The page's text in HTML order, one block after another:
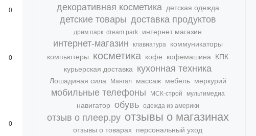
0
0
0
декоративная косметика детская одежда
детские товары доставка продуктов
дрим парк. dream park интернет магазин
интернет-магазин клавиатура
коммуникаторы
компьютеры
косметика кофе кофемашина
КПК
курьерская доставка
кухонная техника
Лошадиная сила Мангал массаж мебель меркурий
мобильные телефоны МСК-строй мультимедиа
навигатор обувь одежда из америки
отзыв о плеер.ру отзывы о магазинах
отзывы о товарах персональный уход